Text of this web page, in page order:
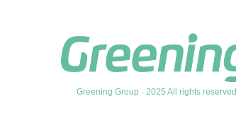
Greening Group · 2025 All rights reserved